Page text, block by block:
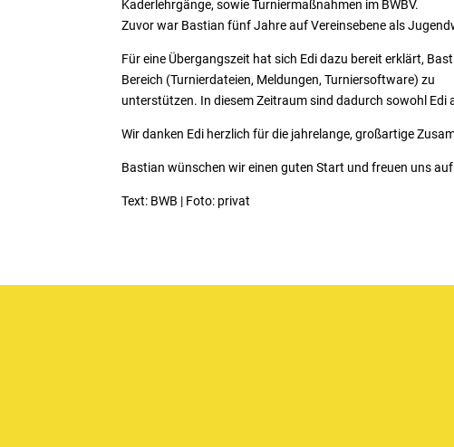
Kaderlehrgänge, sowie Turniermaßnahmen im BWBV.
Zuvor war Bastian fünf Jahre auf Vereinsebene als
Für eine Übergangszeit hat sich Edi dazu bereit erklärt,
Bereich (Turnierdateien, Meldungen, Turniersoftware) zu
unterstützen. In diesem Zeitraum sind dadurch sowohl
Wir danken Edi herzlich für die jahrelange, großartige
Bastian wünschen wir einen guten Start und freuen uns
Text: BWB | Foto: privat